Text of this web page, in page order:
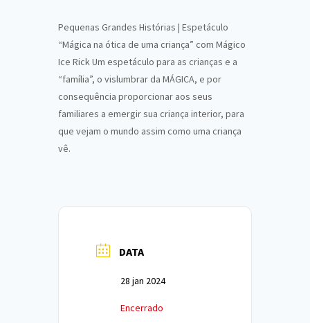
Pequenas Grandes Histórias | Espetáculo
“Mágica na ótica de uma criança” com Mágico
Ice Rick Um espetáculo para as crianças e a
“família”, o vislumbrar da MÁGICA, e por
consequência proporcionar aos seus
familiares a emergir sua criança interior, para
que vejam o mundo assim como uma criança
vê.
DATA
28 jan 2024
Encerrado